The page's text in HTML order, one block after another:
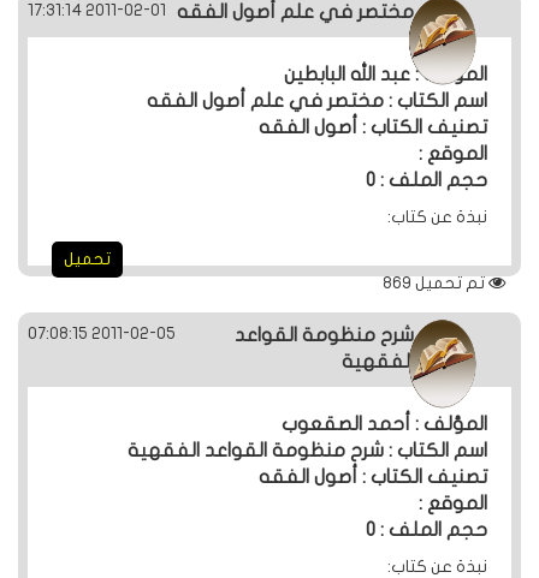
2011-02-01 17:31:14 مختصر في علم أصول الفقه
المؤلف : عبد الله البابطين
اسم الكتاب : مختصر في علم أصول الفقه
تصنيف الكتاب : أصول الفقه
الموقع :
حجم الملف : 0
نبذة عن كتاب:
تحميل
تم تحميل 869
2011-02-05 07:08:15
شرح منظومة القواعد
الفقهية
المؤلف : أحمد الصقعوب
اسم الكتاب : شرح منظومة القواعد الفقهية
تصنيف الكتاب : أصول الفقه
الموقع :
حجم الملف : 0
نبذة عن كتاب: